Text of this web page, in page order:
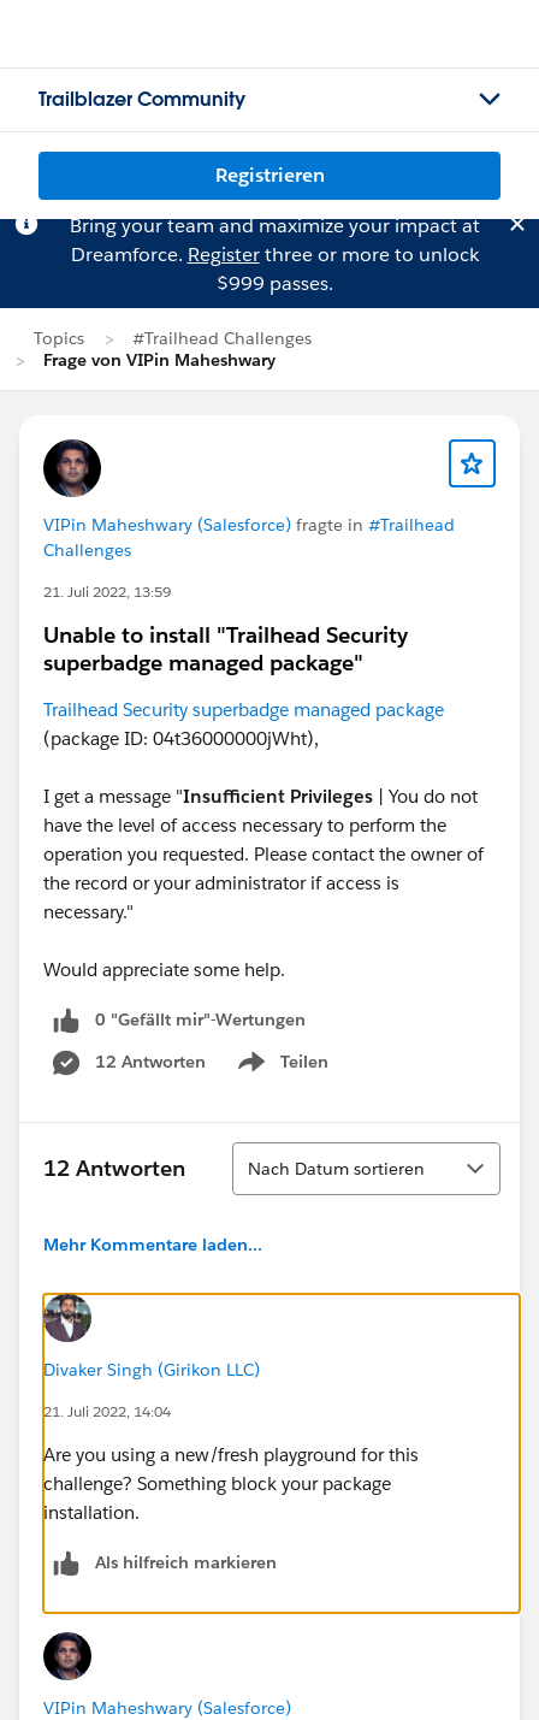
Trailblazer Community
Registrieren
Bring your team and maximize your impact at
Dreamforce. Registerthree or more to unlock
$999 passes.
Topics
#Trailhead Challenges
Frage von VIPin Maheshwary
VIPin Maheshwary (Salesforce) fragte in #Trailhead
Challenges
21. Juli 2022, 13:59
Unable to install "Trailhead Security
superbadge managed package"
Trailhead Security superbadge managed package
(package ID: 04t36000000jWht),
I get a message "Insufficient Privileges | You do not
have the level of access necessary to perform the
operation you requested. Please contact the owner of
the record or your administrator if access is
necessary."
Would appreciate some help.
0 "Gefällt mir"-Wertungen
12 Antworten
Teilen
Show menu
12 Antworten
Sortieren
Nach Datum sortieren
Mehr Kommentare laden...
Divaker Singh (Girikon LLC)
21. Juli 2022, 14:04
Are you using a new/fresh playground for this
challenge? Something block your package
installation.
Als hilfreich markieren
VIPin Maheshwary (Salesforce)